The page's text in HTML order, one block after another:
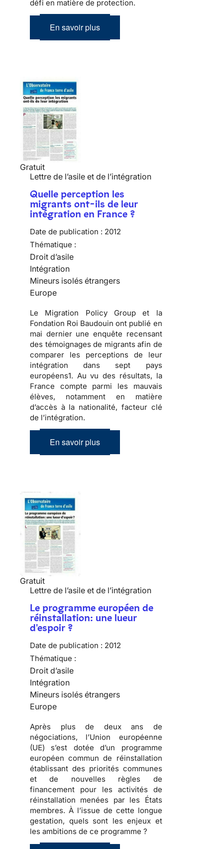
défi en matière de protection.
En savoir plus
Gratuit
Lettre de l’asile et de l’intégration
Quelle perception les
migrants ont-ils de leur
intégration en France ?
Date de publication : 2012
Thématique :
Droit d’asile
Intégration
Mineurs isolés étrangers
Europe
Le Migration Policy Group et la
Fondation Roi Baudouin ont publié en
mai dernier une enquête recensant
des témoignages de migrants afin de
comparer les perceptions de leur
intégration dans sept pays
européens1. Au vu des résultats, la
France compte parmi les mauvais
élèves, notamment en matière
d’accès à la nationalité, facteur clé
de l’intégration.
En savoir plus
Gratuit
Lettre de l’asile et de l’intégration
Le programme européen de
réinstallation: une lueur
d'espoir ?
Date de publication : 2012
Thématique :
Droit d’asile
Intégration
Mineurs isolés étrangers
Europe
Après plus de deux ans de
négociations, l’Union européenne
(UE) s’est dotée d’un programme
européen commun de réinstallation
établissant des priorités communes
et de nouvelles règles de
financement pour les activités de
réinstallation menées par les États
membres. À l’issue de cette longue
gestation, quels sont les enjeux et
les ambitions de ce programme ?